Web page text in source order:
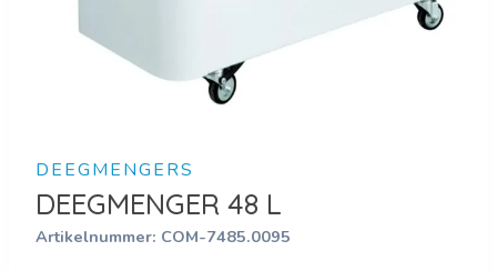
DEEGMENGERS
DEEGMENGER 48 L
Artikelnummer: COM-7485.0095